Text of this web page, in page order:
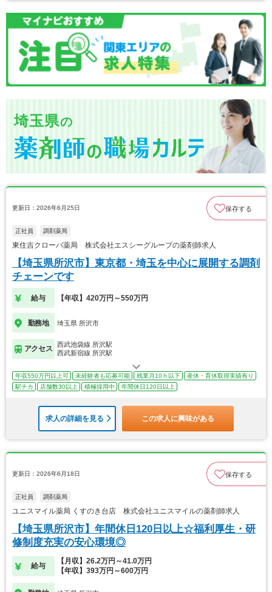
埼玉県の
更新日：2026年6月25日 保存する
正社員 調剤薬局
東住吉クローバ薬局 株式会社エスシーグループの薬剤師求人
【埼玉県所沢市】東京都・埼玉を中心に展開する調剤
チェーンです
給与 【年収】420万円～550万円
勤務地 埼玉県 所沢市
アクセス
西武池袋線 所沢駅
西武新宿線 所沢駅
年収550万円以上可 未経験者も応募可能 残業月10ｈ以下
産休・育休取得実績有り
駅チカ
店舗数30以上 積極採用中 年間休日120日以上
求人の詳細を見る この求人に興味がある
更新日：2026年6月18日 保存する
正社員 調剤薬局
ユニスマイル薬局 くすのき台店 株式会社ユニスマイルの薬剤師求人
【埼玉県所沢市】年間休日120日以上☆福利厚生・研
修制度充実の安心環境◎
給与
【月収】26.2万円～41.0万円
【年収】393万円～600万円